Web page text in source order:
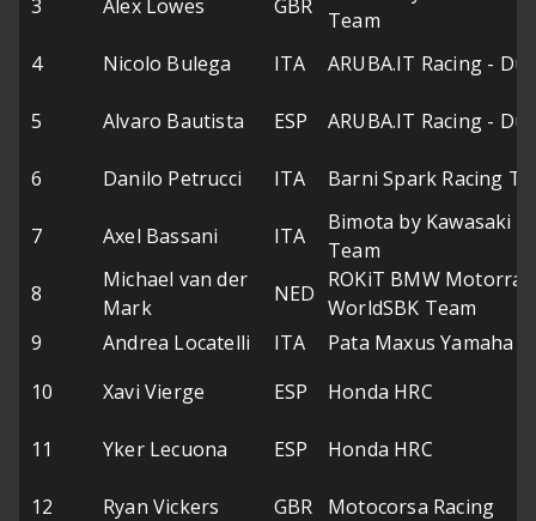
3 Alex Lowes GBR
Team
4
Nicolo Bulega ITA ARUBA.IT Racing -
5 Alvaro Bautista ESP ARUBA.IT Racing -
6 Danilo Petrucci ITA Barni Spark Racing
7 Axel Bassani ITA
Bimota by Kawasaki
Team
8
Michael van der
Mark
NED
ROKiT BMW Motorrad
WorldSBK Team
9
Andrea Locatelli ITA
Pata Maxus Yamaha
10
Xavi Vierge ESP Honda HRC
11 Yker Lecuona ESP Honda HRC
12 Ryan Vickers GBR
Motocorsa Racing